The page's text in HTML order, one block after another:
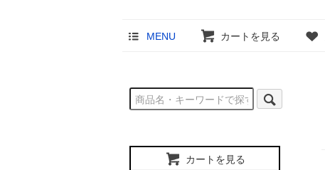
MENU カートを見る
カートを見る